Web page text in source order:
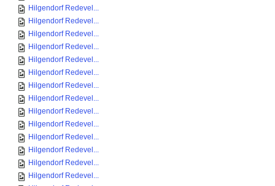
Hilgendorf Redevel...
Hilgendorf Redevel...
Hilgendorf Redevel...
Hilgendorf Redevel...
Hilgendorf Redevel...
Hilgendorf Redevel...
Hilgendorf Redevel...
Hilgendorf Redevel...
Hilgendorf Redevel...
Hilgendorf Redevel...
Hilgendorf Redevel...
Hilgendorf Redevel...
Hilgendorf Redevel...
Hilgendorf Redevel...